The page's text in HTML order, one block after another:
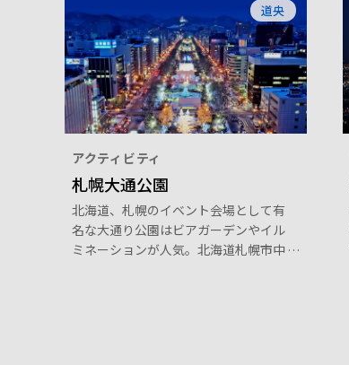
道央
アクティビティ
札幌大通公園
北海道、札幌のイベント会場として有
名な大通り公園はビアガーデンやイル
ミネーションが人気。北海道札幌市中